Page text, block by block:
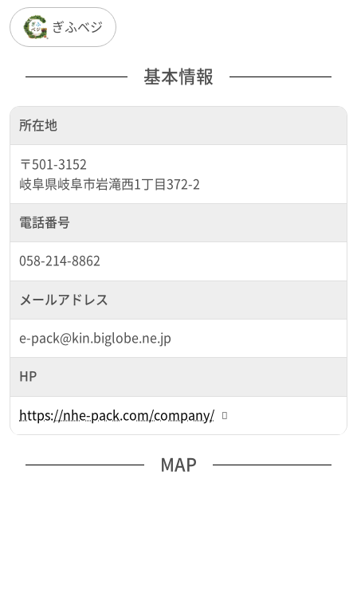
ぎふベジ
基本情報
所在地
〒501-3152
岐阜県岐阜市岩滝西1丁目372-2
電話番号
058-214-8862
メールアドレス
e-pack@kin.biglobe.ne.jp
HP
https://nhe-pack.com/company/
MAP